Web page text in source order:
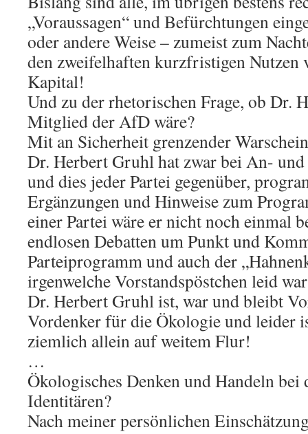
„Voraussagen“ und Befürchtungen
oder andere Weise – zumeist zum
den zweifelhaften kurzfristigen Nutzen
Kapital!
Und zu der rhetorischen Frage, ob Dr.
Mitglied der AfD wäre?
Mit an Sicherheit grenzender
Dr. Herbert Gruhl hat zwar bei An-
und dies jeder Partei gegenüber,
Ergänzungen und Hinweise zum
einer Partei wäre er nicht noch einmal
endlosen Debatten um Punkt und
Parteiprogramm und auch der
irgenwelche Vorstandspöstchen leid
Dr. Herbert Gruhl ist, war und bleibt
Vordenker für die Ökologie und leider
ziemlich allein auf weitem Flur!
…
Ökologisches Denken und Handeln
Identitären?
Nach meiner persönlichen